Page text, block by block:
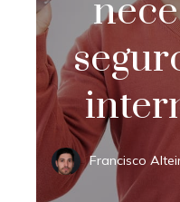
Francisco